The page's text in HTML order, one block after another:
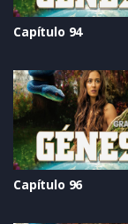
Capítulo 94
Capítulo 96